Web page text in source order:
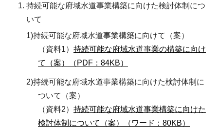
持続可能な府域水道事業構築に向けた検討体制につ
いて
1)持続可能な府域水道事業構築に向けて（案）
（資料1） 持続可能な府域水道事業の構築に向け
て（案）（PDF：84KB）
2)持続可能な府域水道事業構築に向けた検討体制に
ついて（案）
（資料2） 持続可能な府域水道事業構築に向けた
検討体制について（案）（ワード：80KB）